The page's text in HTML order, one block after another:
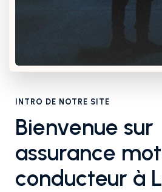
INTRO DE NOTRE SITE
Bienvenue sur
assurance
conducteur à